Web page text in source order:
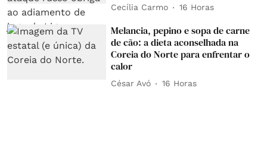
Cecília Carmo 16 Horas
Melancia, pepino e sopa de carne
de cão: a dieta aconselhada na
Coreia do Norte para enfrentar o
calor
César Avó 16 Horas